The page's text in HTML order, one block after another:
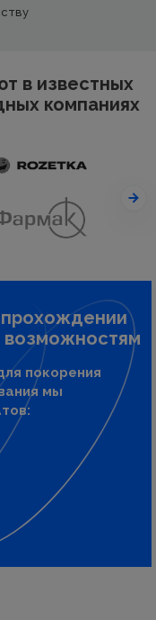
в известных
компаниях
покорения
мы